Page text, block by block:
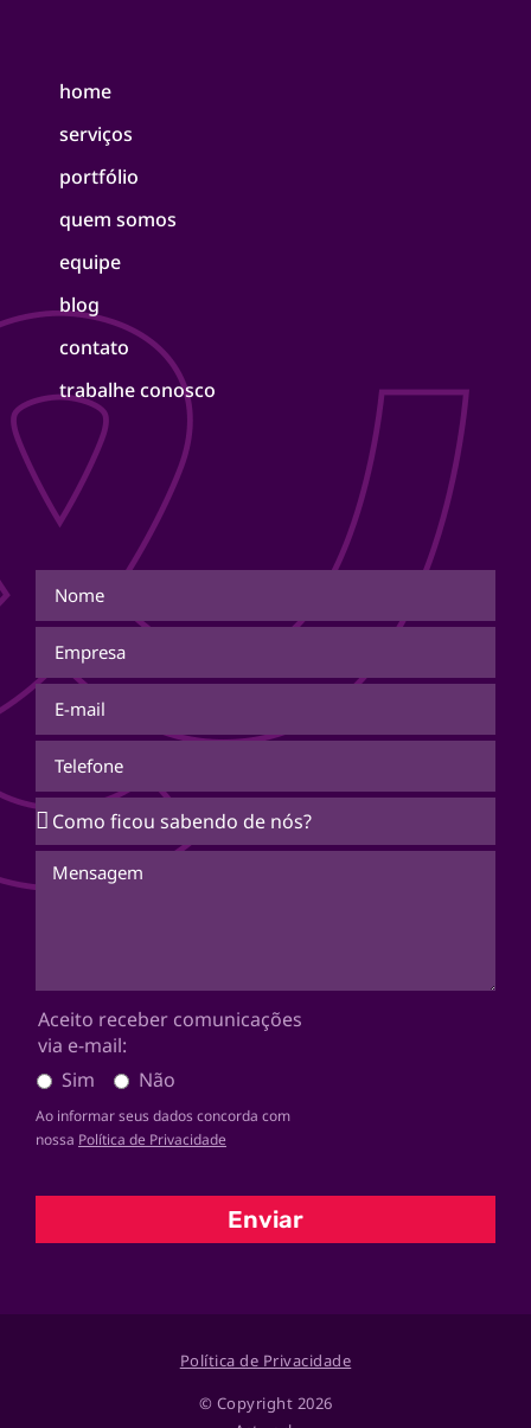
home
serviços
portfólio
quem somos
equipe
blog
contato
trabalhe conosco
Aceito receber comunicações
via e-mail:
Sim
Não
Ao informar seus dados concorda com
nossa Política de Privacidade
Enviar
Política de Privacidade
© Copyright 2026